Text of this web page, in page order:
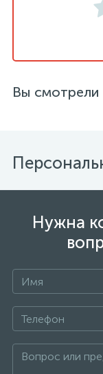
Вы смотрели
Нужна